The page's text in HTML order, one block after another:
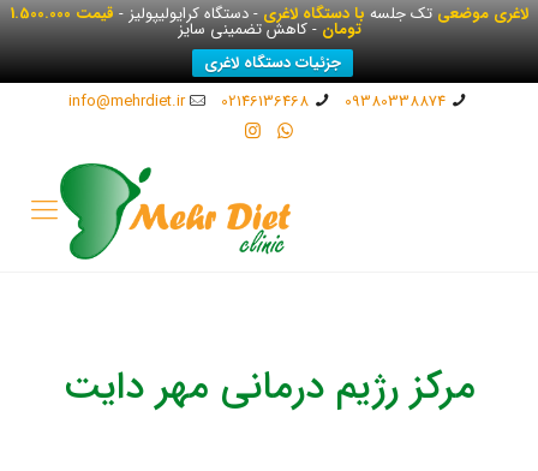
لاغری موضعیتک جلسهبا دستگاه لاغری- دستگاه کرایولیپولیز - قیمت 1.500.000
تومان- کاهش تضمینی سایز
جزئیات دستگاه لاغری
09380338874
02146136468
info@mehrdiet.ir
مرکز رژیم درمانی مهر دایت